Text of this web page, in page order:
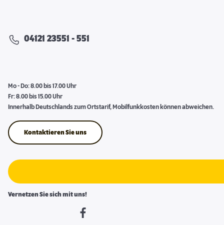
04121 23551 - 551
Mo - Do: 8.00 bis 17.00 Uhr
Fr: 8.00 bis 15.00 Uhr
Innerhalb Deutschlands zum Ortstarif, Mobilfunkkosten können abweichen.
Kontaktieren Sie uns
Vernetzen Sie sich mit uns!